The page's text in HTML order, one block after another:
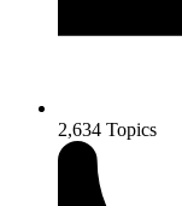
2,634 Topics